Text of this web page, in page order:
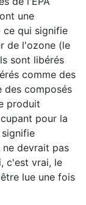
une
ce qui signifie
de l'ozone (le
sont libérés
comme des
des composés
produit
pour la
signifie
ne devrait pas
c'est vrai, le
lue une fois